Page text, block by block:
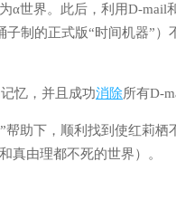
α世界。此后，利用D-mail
子制的正式版“时间机器”）
忆，并且成功消除所有D-
助下，顺利找到使红莉栖
真由理都不死的世界）。